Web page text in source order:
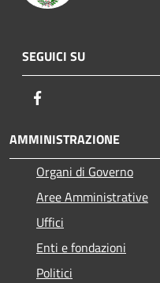
SEGUICI SU
AMMINISTRAZIONE
Organi di Governo
Aree Amministrative
Uffici
Enti e fondazioni
Politici